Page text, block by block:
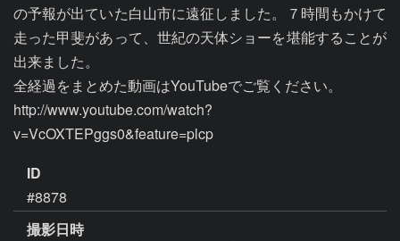
の予報が出ていた白山市に遠征しました。７時間もかけて
走った甲斐があって、世紀の天体ショーを堪能することが
出来ました。
全経過をまとめた動画はYouTubeでご覧ください。
http://www.youtube.com/watch?
v=VcOXTEPggs0&feature=plcp
ID
#8878
撮影日時